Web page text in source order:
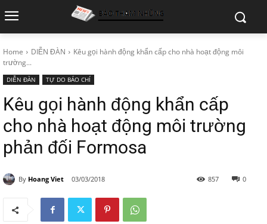
Home DIỄN ĐÀN
Kêu gọi hành động khẩn cấp cho nhà hoạt động môi
trường...
DIỄN ĐÀN TỰ DO BÁO CHÍ
Kêu gọi hành động khẩn cấp
cho nhà hoạt động môi trường
phản đối Formosa
By Hoang Viet 03/03/2018 0
857